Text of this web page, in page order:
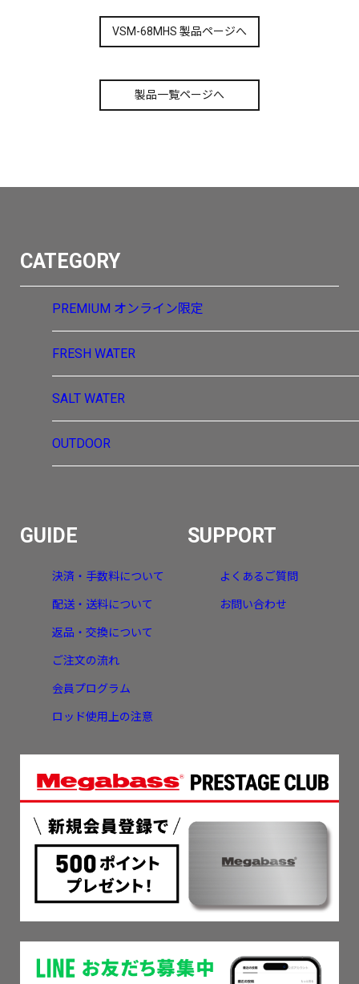
VSM-68MHS 製品ページへ
製品一覧ページへ
CATEGORY
PREMIUM オンライン限定
FRESH WATER
SALT WATER
OUTDOOR
GUIDE
決済・手数料について
配送・送料について
返品・交換について
ご注文の流れ
会員プログラム
ロッド使用上の注意
SUPPORT
よくあるご質問
お問い合わせ